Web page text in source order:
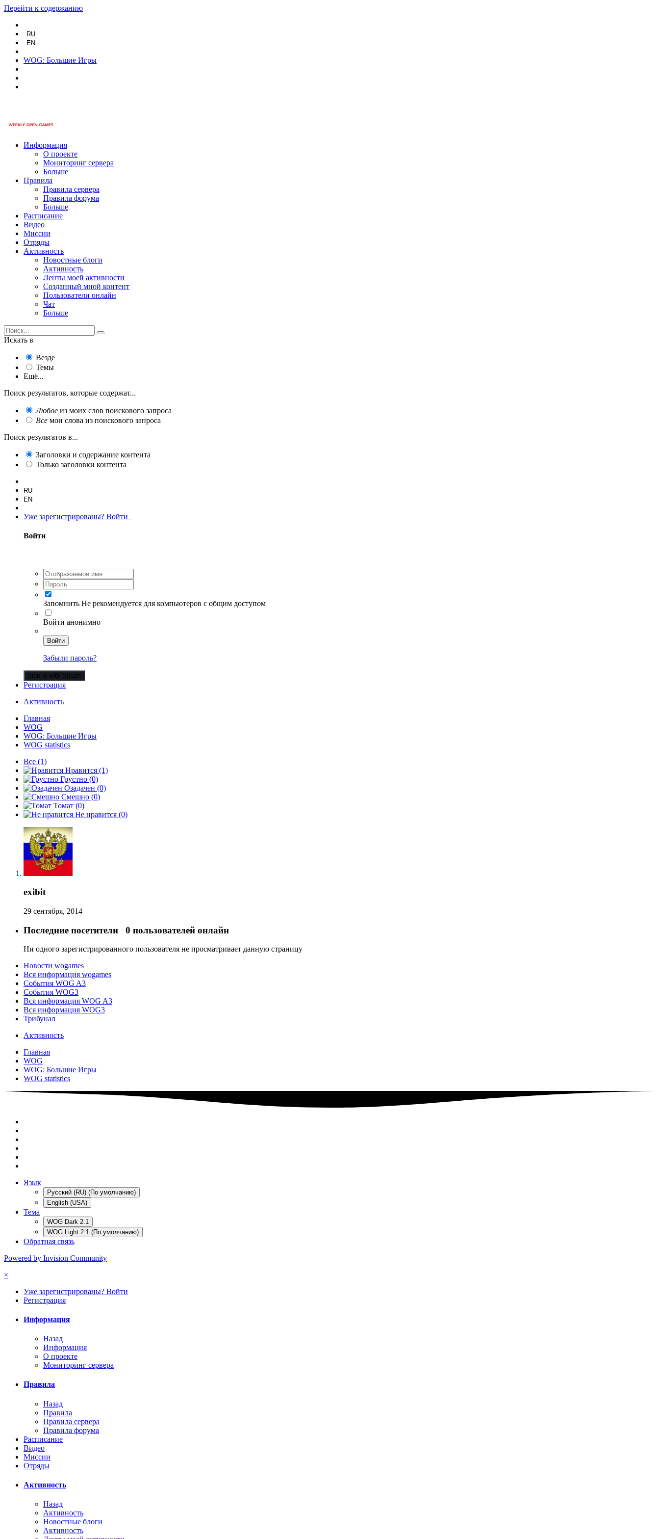
Перейти к содержанию
RU
EN
WOG: Большие Игры
Информация
О проекте
Мониторинг сервера
Больше
Правила
Правила сервера
Правила форума
Больше
Расписание
Видео
Миссии
Отряды
Активность
Новостные блоги
Активность
Ленты моей активности
Созданный мной контент
Пользователи онлайн
Чат
Больше
Искать в
Везде
Темы
Ещё...
Поиск результатов, которые содержат...
Любое из моих слов поискового запроса
Все мои слова из поискового запроса
Поиск результатов в...
Заголовки и содержание контента
Только заголовки контента
RU
EN
Уже зарегистрированы? Войти
Войти
Запомнить Не рекомендуется для компьютеров с общим доступом
Войти анонимно
Войти
Забыли пароль?
Sign in with Steam
Регистрация
Активность
Главная
WOG
WOG: Большие Игры
WOG statistics
Все (1)
Нравится (1)
Грустно (0)
Озадачен (0)
Смешно (0)
Томат (0)
Не нравится (0)
exibit
29 сентября, 2014
Последние посетители 0 пользователей онлайн
Ни одного зарегистрированного пользователя не просматривает данную страницу
Новости wogames
Вся информация wogames
События WOG A3
События WOG3
Вся информация WOG A3
Вся информация WOG3
Трибунал
Активность
Главная
WOG
WOG: Большие Игры
WOG statistics
Язык
Русский (RU) (По умолчанию)
English (USA)
Тема
WOG Dark 2.1
WOG Light 2.1 (По умолчанию)
Обратная связь
Powered by Invision Community
×
Уже зарегистрированы? Войти
Регистрация
Информация
Назад
Информация
О проекте
Мониторинг сервера
Правила
Назад
Правила
Правила сервера
Правила форума
Расписание
Видео
Миссии
Отряды
Активность
Назад
Активность
Новостные блоги
Активность